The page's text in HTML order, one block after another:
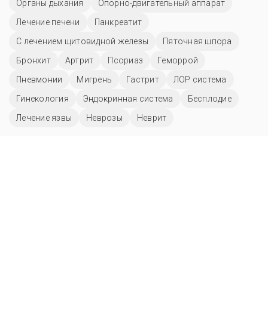
Органы дыхания
Опорно-двигательный аппарат
Лечение печени
Панкреатит
С лечением щитовидной железы
Пяточная шпора
Бронхит
Артрит Псориаз
Геморрой
Пневмонии
Мигрень Гастрит
ЛОР система
Гинекология
Эндокринная система
Бесплодие
Лечение язвы
Неврозы Неврит